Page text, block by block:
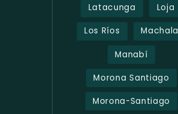
Latacunga Loja
Los Ríos Machala
Manabí
Morona Santiago
Morona-Santiago